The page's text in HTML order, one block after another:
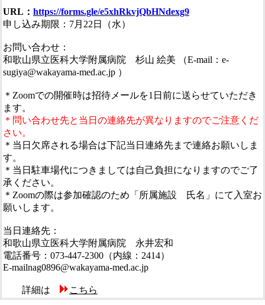
URL： https://forms.gle/e5xhRkvjQbHNdexg9
申し込み期限：7月22日（水）
お問い合わせ：
和歌山県立医科大学附属病院 杉山 絵美 （E-mail：e-
sugiya@wakayama-med.ac.jp ）
＊Zoomでの開催時は招待メールを1日前に送らせていただき
ます。
＊問い合わせ先と当日の連絡先が異なりますのでご注意くだ
さい。
＊当日欠席される場合は下記当日連絡先まで連絡お願いしま
す。
＊当日駐車場代につきましては自己負担になりますのでご了
承ください。
＊Zoomの際は参加確認のため「所属施設 氏名」にて入室お
願いします。
当日連絡先：
和歌山県立医科大学附属病院 永井宏和
電話番号：073-447-2300（内線：2414）
E-mailnag0896@wakayama-med.ac.jp
詳細は こちら